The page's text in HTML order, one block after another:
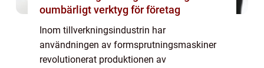
oumbärligt verktyg för företag
Inom tillverkningsindustrin har
användningen av formsprutningsmaskiner
revolutionerat produktionen av